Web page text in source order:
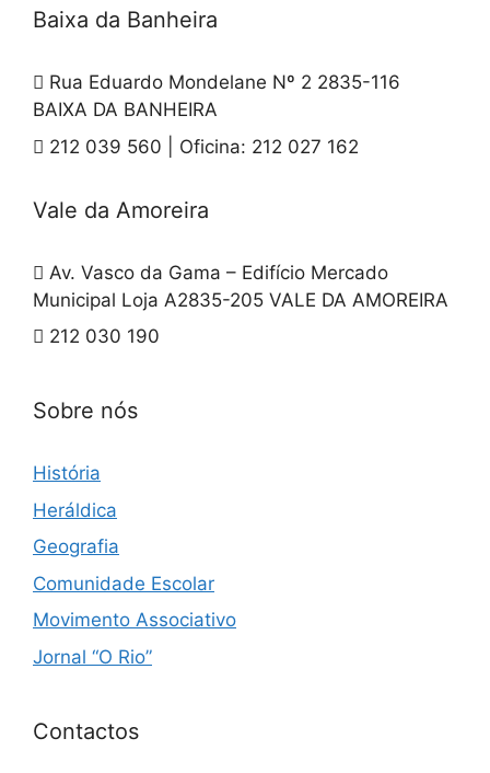
Baixa da Banheira
Rua Eduardo Mondelane Nº 2 2835-116
BAIXA DA BANHEIRA
212 039 560 | Oficina: 212 027 162
Vale da Amoreira
Av. Vasco da Gama – Edifício Mercado
Municipal Loja A2835-205 VALE DA AMOREIRA
212 030 190
Sobre nós
História
Heráldica
Geografia
Comunidade Escolar
Movimento Associativo
Jornal “O Rio”
Contactos